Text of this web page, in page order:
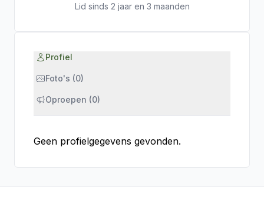
Lid sinds 2 jaar en 3 maanden
Profiel
Foto's (0)
Oproepen (0)
Geen profielgegevens gevonden.